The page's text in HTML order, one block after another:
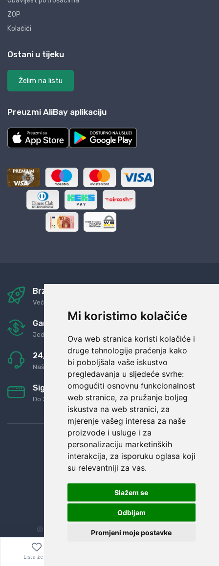
Mi koristimo kolačiće
Ova web stranica koristi kolačiće i
druge tehnologije praćenja kako
bi poboljšala vaše iskustvo
pregledavanja u sljedeće svrhe:
omogućiti osnovnu funkcionalnost
web stranice, za pružanje boljeg
iskustva na web stranici, za
mjerenje vašeg interesa za naše
proizvode i usluge i za
personalizaciju marketinških
interakcija, za isporuku oglasa koji
su relevantniji za vas.
Slažem se
Odbijam
Promjeni moje postavke
ZOP
Kolačići
Ostani u tijeku
Želim na listu
Preuzmi AliBay aplikaciju
Brza i sigurna dostava
Već za nekoliko dana kod vas
Garancija u povrat novaca
Jednostavno pravilo: Roba za novac
24/7 odlična podrška
Naši agenti uvijek na raspolaganju
Sigurno obročno plaćanje
Do 24 rata bez kamata
© Sva prava zadržana. Dopi grupa d.o.o.
Lista želja